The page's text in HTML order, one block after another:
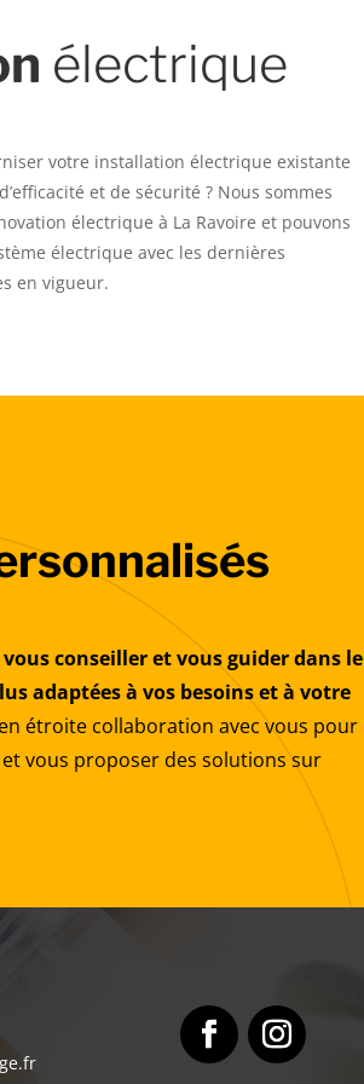
électrique
votre installation électrique existante
et de sécurité ? Nous sommes
électrique à La Ravoire et pouvons
électrique avec les dernières
en vigueur.
conseiller et vous guider dans le
adaptées à vos besoins et à votre
étroite collaboration avec vous pour
vous proposer des solutions sur